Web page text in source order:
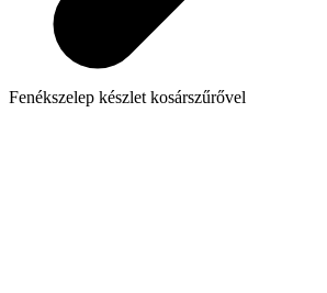
Fenékszelep készlet kosárszűrővel